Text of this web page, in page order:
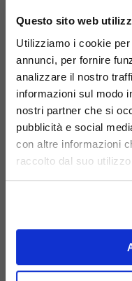
Questo sito web
Utilizziamo i cookie
annunci, per fornire
analizzare il nostro
informazioni sul modo
nostri partner che si
pubblicità e social
con altre informazioni
raccolto dal suo